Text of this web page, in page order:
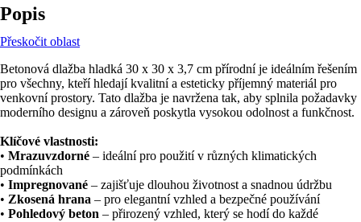
Popis
Přeskočit oblast
Betonová dlažba hladká 30 x 30 x 3,7 cm přírodní je ideálním řešením
pro všechny, kteří hledají kvalitní a esteticky příjemný materiál pro
venkovní prostory. Tato dlažba je navržena tak, aby splnila požadavky
moderního designu a zároveň poskytla vysokou odolnost a funkčnost.
Klíčové vlastnosti:
• Mrazuvzdorné – ideální pro použití v různých klimatických
podmínkách
• Impregnované – zajišťuje dlouhou životnost a snadnou údržbu
• Zkosená hrana – pro elegantní vzhled a bezpečné používání
• Pohledový beton – přirozený vzhled, který se hodí do každé